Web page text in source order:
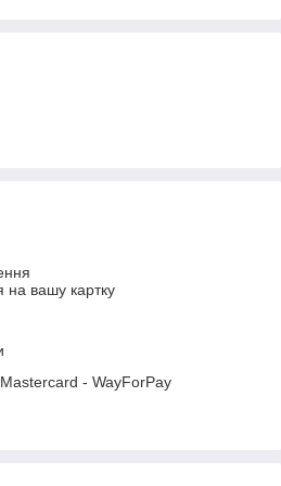
на вашу картку
- WayForPay